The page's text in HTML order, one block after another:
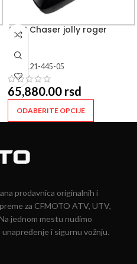
ARAI Chaser jolly roger
121-445-05
65,880.00 rsd
ODABERITE OPCIJE
prodavnica originalnih i
za CFMOTO ATV, UTV,
jednom mestu nudimo
unapređenje i sigurnu vožnju.